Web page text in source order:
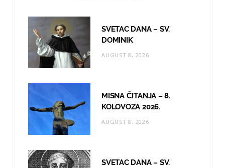
r
a
SVETAC DANA – SV.
DOMINIK
AUGUST 8, 2026
MISNA ČITANJA – 8.
KOLOVOZA 2026.
AUGUST 8, 2026
SVETAC DANA – SV.